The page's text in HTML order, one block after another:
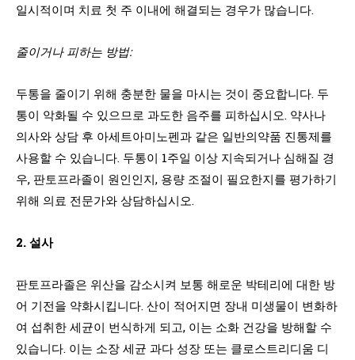
일시적이며 치료 첫 주 이내에 해결되는 경우가 많습니다.
줄이거나 피하는 방법:
두통을 줄이기 위해 충분한 물을 마시는 것이 중요합니다. 두
통이 악화될 수 있으므로 과도한 음주를 피하십시오. 약사나
의사와 상담 후 아세트아미노펜과 같은 일반의약품 진통제를
사용할 수 있습니다. 두통이 1주일 이상 지속되거나 심해질 경
우, 판토프라졸이 원인인지, 용량 조절이 필요한지를 평가하기
위해 의료 전문가와 상담하십시오.
2. 설사
판토프라졸은 위산을 감소시켜 보통 해로운 박테리에 대한 방
어 기전을 약화시킵니다. 산이 적어지면 장내 미생물이 변화하
여 섭취한 세균이 번식하게 되고, 이는 소화 건강을 방해할 수
있습니다. 이는 소장 세균 과다 성장 또는 클로스트리디움 디